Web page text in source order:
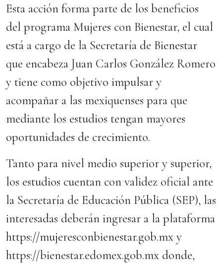
Esta acción forma parte de los beneficios
del programa Mujeres con Bienestar, el cual
está a cargo de la Secretaría de Bienestar
que encabeza Juan Carlos González Romero
y tiene como objetivo impulsar y
acompañar a las mexiquenses para que
mediante los estudios tengan mayores
oportunidades de crecimiento.
Tanto para nivel medio superior y superior,
los estudios cuentan con validez oficial ante
la Secretaría de Educación Pública (SEP), las
interesadas deberán ingresar a la plataforma
https://mujeresconbienestar.gob.mx y
https://bienestar.edomex.gob.mx donde,